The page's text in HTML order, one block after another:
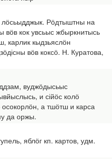
лӧсьыдджык. Рӧдтыштны на
вӧв кок увсьыс жбыркнитысь
карлик кыдзьяслӧн
вӧв коксӧ. Н. Куратова,
вуджӧдысьыс
и сійӧс колӧ
а тшӧтш и карса
да оржы.
яблӧг кп. картов, удм.